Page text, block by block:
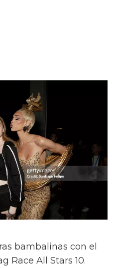
bambalinas con el
Race All Stars 10.